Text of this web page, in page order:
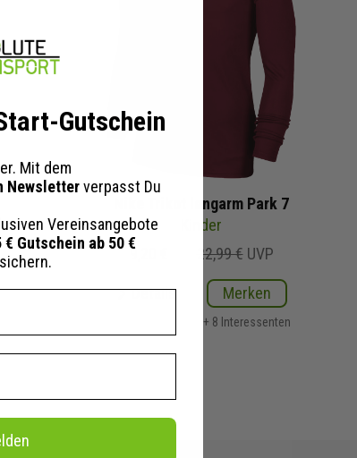
Nike Trikot langarm Park 7
Kinder
9,20 €
22,99 € UVP
Details Merken
+ 8 Interessenten
Gutschein
Mit dem
Newsletterverpasst Du
Vereinsangebote
€ Gutschein ab 50 €